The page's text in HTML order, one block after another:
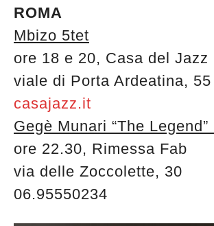
ROMA
Mbizo 5tet
ore 18 e 20, Casa del Jazz
viale di Porta Ardeatina, 55
casajazz.it
Gegè Munari “The Legend”
ore 22.30, Rimessa Fab
via delle Zoccolette, 30
06.95550234